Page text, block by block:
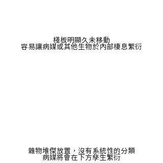
棧板明顯久未移動
容易讓病媒或其他生物於內部棲息繁衍
雜物堆傑放置，沒有系統性的分類
病媒將會在下方孳生繁衍